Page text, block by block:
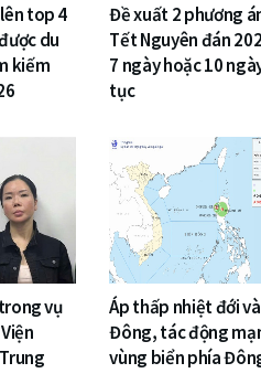
top 4
du
kiếm
Đề xuất 2 phương
Tết Nguyên đán
7 ngày hoặc 10
tục
vụ
Áp thấp nhiệt đới
Đông, tác động
vùng biển phía